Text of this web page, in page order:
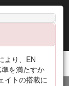
より、EN
を満たすか
イトの搭載に
ト用